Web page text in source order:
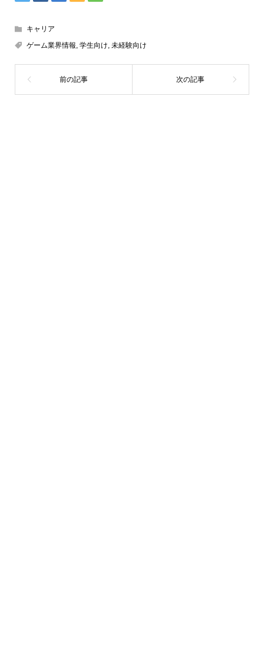
キャリア
ゲーム業界情報, 学生向け, 未経験向け